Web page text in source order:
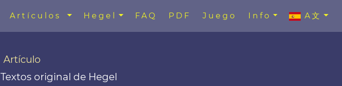
Artículos Hegel FAQ PDF Juego Info A文
Artículo
Textos original de Hegel